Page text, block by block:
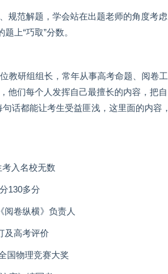
规范解题，学会站在出题老师的角度考虑
上“巧取”分数。
教研组组长，常年从事高考命题、阅卷工
他们每个人发挥自己最擅长的内容，把自
话都能让考生受益匪浅，这里面的内容，
入名校无数
130多分
卷纵横》负责人
及高考评价
国物理竞赛大奖